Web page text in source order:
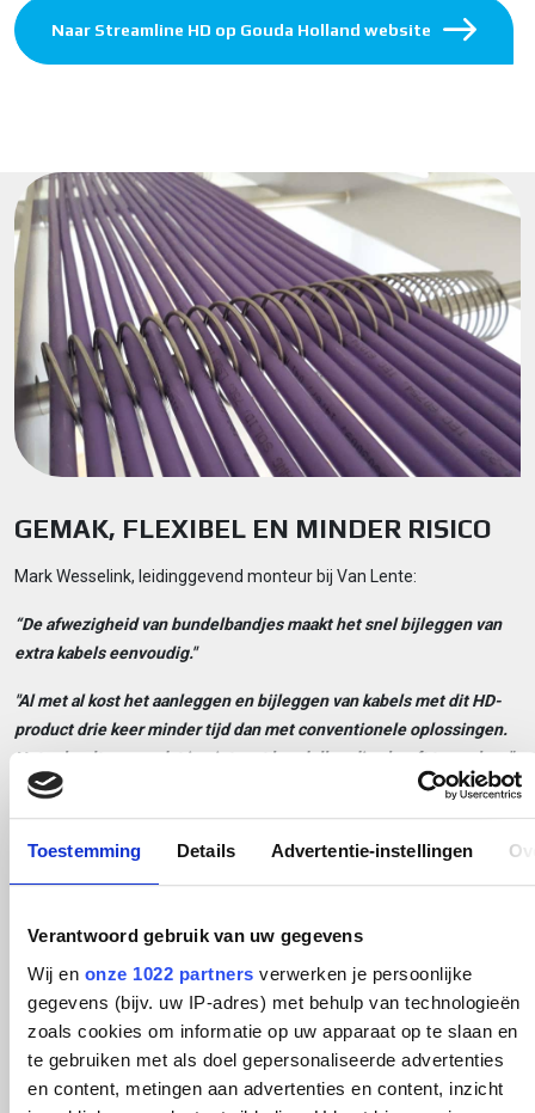
Toestemming Details Advertentie-instellingen
Verantwoord gebruik van uw gegevens
Wij en onze 1022 partners verwerken je persoonlijke
gegevens (bijv. uw IP-adres) met behulp van technologieën
zoals cookies om informatie op uw apparaat op te slaan en
te gebruiken met als doel gepersonaliseerde advertenties
en content, metingen aan advertenties en content, inzicht
Naar Streamline HD op Gouda Holland website
GEMAK, FLEXIBEL EN MINDER RISICO
Mark Wesselink, leidinggevend monteur bij Van Lente:
“De afwezigheid van bundelbandjes maakt het snel bijleggen van
extra kabels eenvoudig."
"Al met al kost het aanleggen en bijleggen van kabels met dit HD-
product drie keer minder tijd dan met conventionele oplossingen.
Het scheelt enorm dat je niet met bundelbandjes hoeft te werken.”
Gerwin Schuurman, Project Engineer bij Aviko:
"De ladderbanen met bekabeling voor de besturing van de
productielijnen zijn altijd al een punt van zorg geweest. We maken
reinigbaar zijn. Alleen de kabelbinders die de kabels op hun plaats
houden vormden nog een risicofactor voor een optimale hygiëne.
Daar wilden we graag vanaf.”